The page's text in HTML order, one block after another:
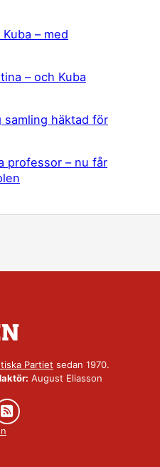
– med
– och Kuba
samling häktad för
professor – nu får
Partiet sedan 1970.
August Eliasson